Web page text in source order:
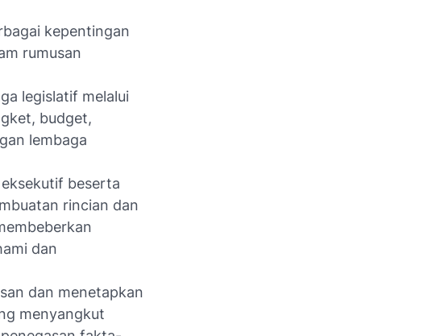
kepentingan
rumusan
legislatif melalui
budget,
lembaga
beserta
rincian dan
dan
dan menetapkan
menyangkut